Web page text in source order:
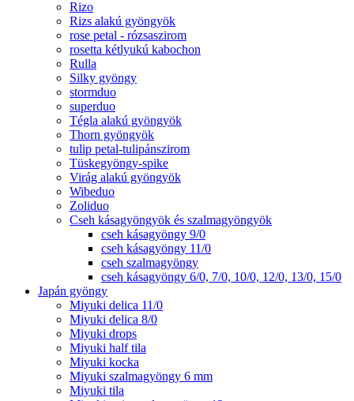
Rizo
Rizs alakú gyöngyök
rose petal - rózsaszirom
rosetta kétlyukú kabochon
Rulla
Silky gyöngy
stormduo
superduo
Tégla alakú gyöngyök
Thorn gyöngyök
tulip petal-tulipánszirom
Tüskegyöngy-spike
Virág alakú gyöngyök
Wibeduo
Zoliduo
Cseh kásagyöngyök és szalmagyöngyök
cseh kásagyöngy 9/0
cseh kásagyöngy 11/0
cseh szalmagyöngy
cseh kásagyöngy 6/0, 7/0, 10/0, 12/0, 13/0, 15/0
Japán gyöngy
Miyuki delica 11/0
Miyuki delica 8/0
Miyuki drops
Miyuki half tila
Miyuki kocka
Miyuki szalmagyöngy 6 mm
Miyuki tila